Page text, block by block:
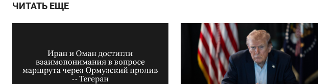
ЧИТАТЬ ЕЩЕ